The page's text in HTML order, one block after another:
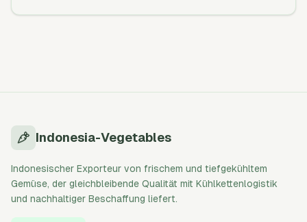
Indonesia-Vegetables
Indonesischer Exporteur von frischem und tiefgekühltem
Gemüse, der gleichbleibende Qualität mit Kühlkettenlogistik
und nachhaltiger Beschaffung liefert.